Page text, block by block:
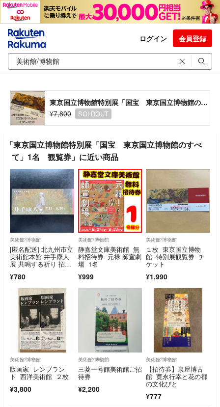
ログイン 会員登録
東京国立博物館特別展「国宝 東京国立博物館のすべて」1名 観覧券
¥7,800
SOLDOUT
「東京国立博物館特別展「国宝 東京国立博物館のすべ
て」1名 観覧券」に近い商品
美術館/博物館
[匿名配送] 北九州市立
美術館本館 井手康人
展 共鳴する祈り 招待
¥780
美術館/博物館
静嘉堂文庫美術館 無
料招待券 元禄 師宣劇
場 1名
¥999
美術館/博物館
１枚 東京国立博物
館 特別展観覧券 チ
ケット
¥1,990
美術館/博物館
版画家 レンブラン
ト 西洋美術館 ２枚
¥3,800
美術館/博物館
三菱一号館美術館ご招
待券
¥2,200
美術館/博物館
【招待券】泉屋博古
館 寛永行幸と花の都
の文化びと
¥777